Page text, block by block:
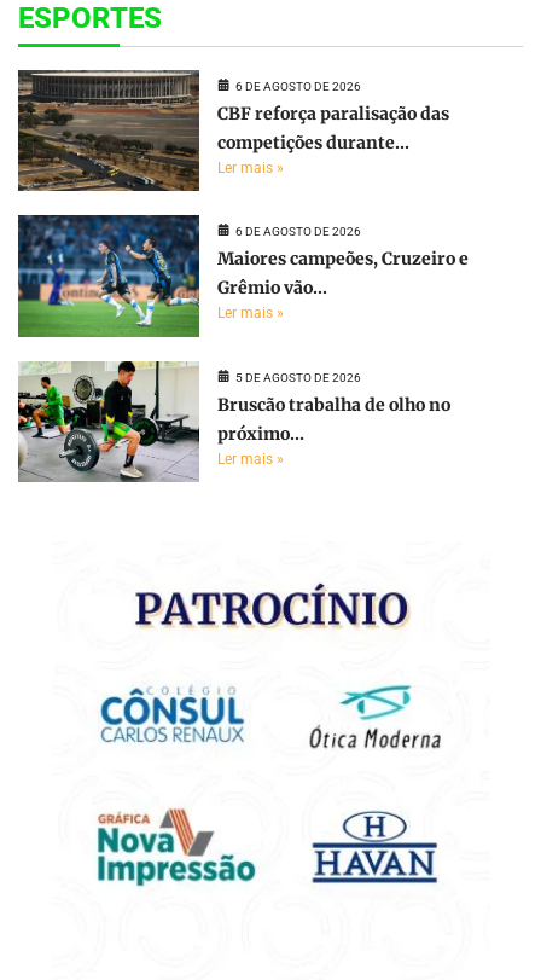
ESPORTES
6 DE AGOSTO DE 2026
CBF reforça paralisação das
competições durante...
Ler mais »
6 DE AGOSTO DE 2026
Maiores campeões, Cruzeiro e
Grêmio vão...
Ler mais »
5 DE AGOSTO DE 2026
Bruscão trabalha de olho no
próximo...
Ler mais »